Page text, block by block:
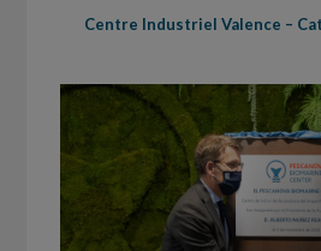
Centre Industriel Valence –